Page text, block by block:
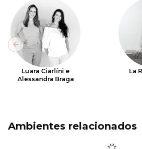
Luara Ciarlíni e
Alessandra Braga
La
Previous slide
Ambientes relacionados